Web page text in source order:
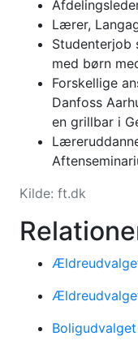
Lærer,
Studenterjob
med børn
Forskellige
Danfoss
en grillbar i
Kilde: ft.dk
Boligudvalget